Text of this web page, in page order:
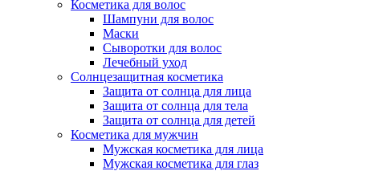
Косметика для волос
Шампуни для волос
Маски
Сыворотки для волос
Лечебный уход
Солнцезащитная косметика
Защита от солнца для лица
Защита от солнца для тела
Защита от солнца для детей
Косметика для мужчин
Мужская косметика для лица
Мужская косметика для глаз